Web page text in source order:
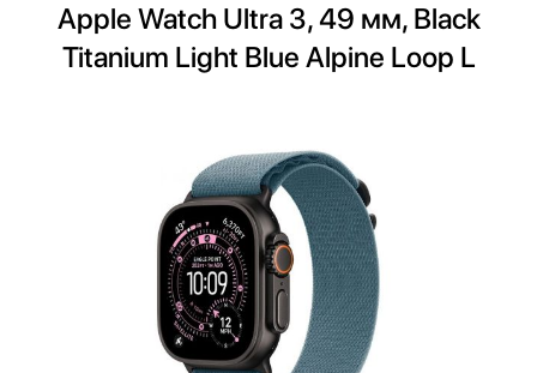
Apple Watch Ultra 3, 49 мм, Black
Titanium Light Blue Alpine Loop L